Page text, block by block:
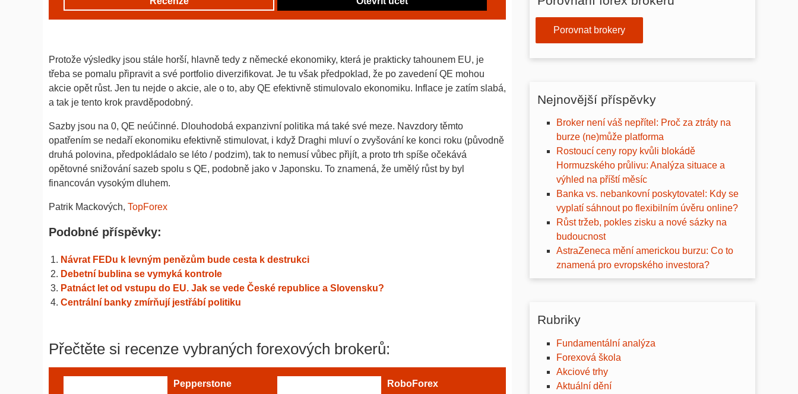
Protože výsledky jsou stále horší, hlavně tedy z německé ekonomiky, která je prakticky tahounem EU, je
třeba se pomalu připravit a své portfolio diverzifikovat. Je tu však předpoklad, že po zavedení QE mohou
akcie opět růst. Jen tu nejde o akcie, ale o to, aby QE efektivně stimulovalo ekonomiku. Inflace je zatím slabá,
a tak je tento krok pravděpodobný.
Sazby jsou na 0, QE neúčinné. Dlouhodobá expanzivní politika má také své meze. Navzdory těmto
opatřením se nedaří ekonomiku efektivně stimulovat, i když Draghi mluví o zvyšování ke konci roku (původně
druhá polovina, předpokládalo se léto / podzim), tak to nemusí vůbec přijít, a proto trh spíše očekává
opětovné snižování sazeb spolu s QE, podobně jako v Japonsku. To znamená, že umělý růst by byl
financován vysokým dluhem.
Patrik Mackových, TopForex
Podobné příspěvky:
Návrat FEDu k levným penězům bude cesta k destrukci
Debetní bublina se vymyká kontrole
Patnáct let od vstupu do EU. Jak se vede České republice a Slovensku?
Centrální banky zmírňují jestřábí politiku
Přečtěte si recenze vybraných forexových brokerů:
Pepperstone RoboForex
Porovnat brokery
Nejnovější příspěvky
Broker není váš nepřítel: Proč za ztráty na
burze (ne)může platforma
Rostoucí ceny ropy kvůli blokádě
Hormuzského průlivu: Analýza situace a
výhled na příští měsíc
Banka vs. nebankovní poskytovatel: Kdy se
vyplatí sáhnout po flexibilním úvěru online?
Růst tržeb, pokles zisku a nové sázky na
budoucnost
AstraZeneca mění americkou burzu: Co to
znamená pro evropského investora?
Rubriky
Fundamentální analýza
Forexová škola
Akciové trhy
Aktuální dění